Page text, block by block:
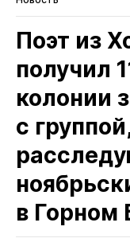
Поэт из
получил
колонии
с
в Горном